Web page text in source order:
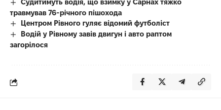
травмував 76-річного пішохода
Центром Рівного гуляє відомий футболіст
Водій у Рівному завів двигун і авто раптом
загорілося